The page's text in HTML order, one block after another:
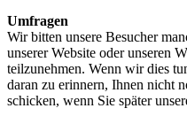
Umfragen
Wir bitten unsere Besucher
unserer Website oder unseren
teilzunehmen. Wenn wir dies
daran zu erinnern, Ihnen nicht
schicken, wenn Sie später